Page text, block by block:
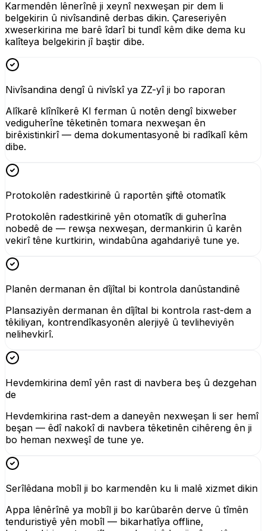
Karmendên lênerînê ji xeynî nexweşan pir dem li
belgekirin û nivîsandinê derbas dikin. Çareseriyên
xweserkirina me barê îdarî bi tundî kêm dike dema ku
kalîteya belgekirin jî baştir dibe.
Nivîsandina dengî û nivîskî ya ZZ-yî ji bo raporan
Alîkarê klînîkerê KI ferman û notên dengî bixweber
vediguherîne têketinên tomara nexweşan ên
birêxistinkirî — dema dokumentasyonê bi radîkalî kêm
dibe.
Protokolên radestkirinê û raportên şiftê otomatîk
Protokolên radestkirinê yên otomatîk di guherîna
nobedê de — rewşa nexweşan, dermankirin û karên
vekirî têne kurtkirin, windabûna agahdariyê tune ye.
Planên dermanan ên dîjîtal bi kontrola danûstandinê
Plansaziyên dermanan ên dîjîtal bi kontrola rast-dem a
têkiliyan, kontrendîkasyonên alerjiyê û tevliheviyên
nelihevkirî.
Hevdemkirina demî yên rast di navbera beş û dezgehan
de
Hevdemkirina rast-dem a daneyên nexweşan li ser hemî
beşan — êdî nakokî di navbera têketinên cihêreng ên ji
bo heman nexweşî de tune ye.
Serîlêdana mobîl ji bo karmendên ku li malê xizmet dikin
Appa lênêrînê ya mobîl ji bo karûbarên derve û tîmên
tenduristiyê yên mobîl — bikarhatîya offline,